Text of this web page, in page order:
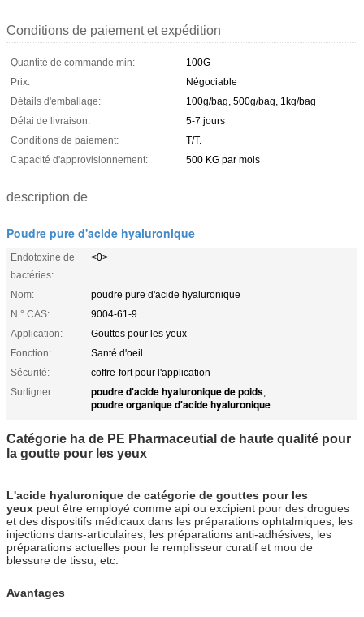
Conditions de paiement et expédition
Quantité de commande min:
100G
Prix:
Négociable
Détails d'emballage:
100g/bag, 500g/bag, 1kg/bag
Délai de livraison:
5-7 jours
Conditions de paiement:
T/T.
Capacité d'approvisionnement:
500 KG par mois
description de
Poudre pure d'acide hyaluronique
Endotoxine de
bactéries:
<0>
Nom:
poudre pure d'acide hyaluronique
N ° CAS:
9004-61-9
Application:
Gouttes pour les yeux
Fonction:
Santé d'oeil
Sécurité:
coffre-fort pour l'application
Surligner:
poudre d'acide hyaluronique de poids,
poudre organique d'acide hyaluronique
Catégorie ha de PE Pharmaceutial de haute qualité pour
la goutte pour les yeux
L'acide hyaluronique de catégorie de gouttes pour les
yeux peut être employé comme api ou excipient pour des drogues
et des dispositifs médicaux dans les préparations ophtalmiques, les
injections dans-articulaires, les préparations anti-adhésives, les
préparations actuelles pour le remplisseur curatif et mou de
blessure de tissu, etc.
Avantages